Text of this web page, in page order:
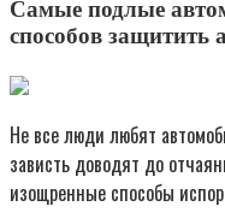
Самые подлые
способов защитить
Не все люди любят
зависть доводят до
изощренные способы